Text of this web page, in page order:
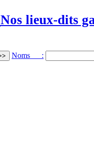
Nos lieux-dits
Noms :